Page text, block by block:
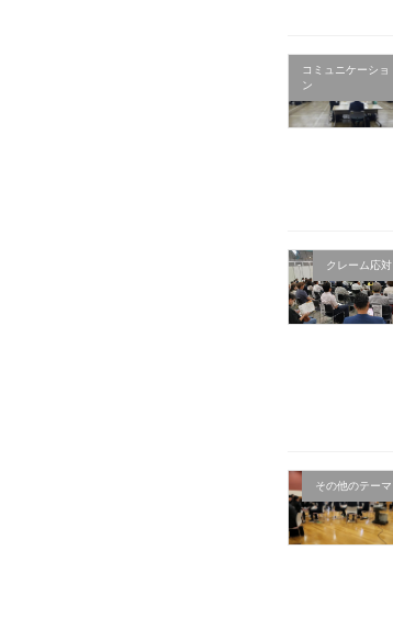
コミュニケーショ
ン
クレーム応対
その他のテーマ